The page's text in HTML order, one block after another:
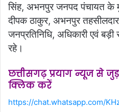
सिंह, अभनपुर जनपद पंचायत के
दीपक ठाकुर, अभनपुर
जनप्रतिनिधि, अधिकारी एवं
रहे।
छत्तीसगढ़ प्रयाग न्यूज से
क्लिक करें
https://chat.whatsapp.com/